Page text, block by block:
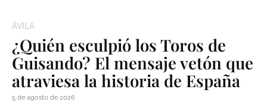
ÁVILA
¿Quién esculpió los Toros de
Guisando? El mensaje vetón que
atraviesa la historia de España
5 de agosto de 2026